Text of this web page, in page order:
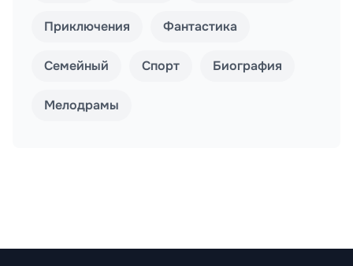
Приключения Фантастика
Семейный Спорт Биография
Мелодрамы